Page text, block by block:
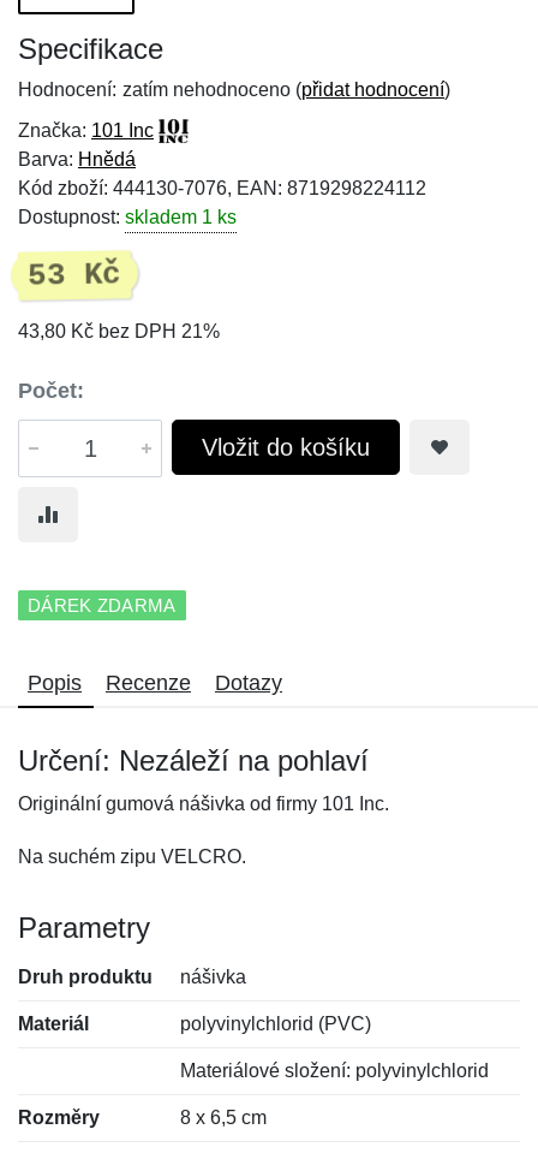
Specifikace
Hodnocení: zatím nehodnoceno (přidat hodnocení)
Značka: 101 Inc
Barva: Hnědá
Kód zboží: 444130-7076, EAN: 8719298224112
Dostupnost: skladem 1 ks
53 Kč
43,80 Kč bez DPH 21%
Počet:
Vložit do košíku
DÁREK ZDARMA
Popis Recenze Dotazy
Určení: Nezáleží na pohlaví
Originální gumová nášivka od firmy 101 Inc.
Na suchém zipu VELCRO.
Parametry
Druh produktu nášivka
Materiál polyvinylchlorid (PVC)
Materiálové složení: polyvinylchlorid
Rozměry 8 x 6,5 cm